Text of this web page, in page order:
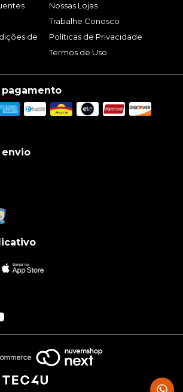
de
Nossas Lojas
Trabalhe Conosco
Políticas de Privacidade
Termos de Uso
pagamento
envio